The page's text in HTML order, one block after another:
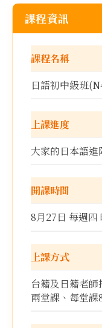
課程資訊
課程名稱
日語初中級班
上課進度
大家的日本語
開課時間
8月27日 每週四
上課方式
台籍及日籍老
兩堂課、每堂課